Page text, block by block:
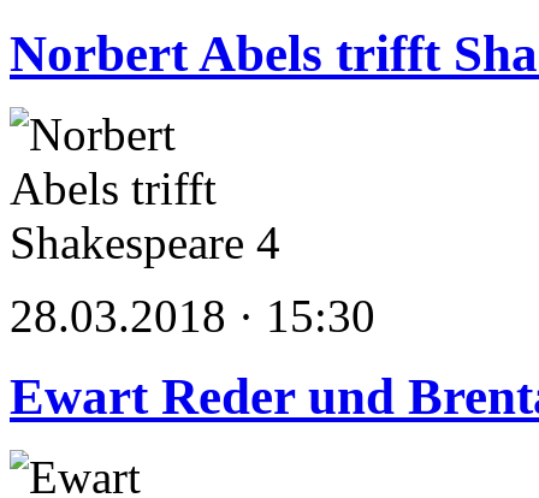
Norbert Abels trifft
28.03.2018 · 15:30
Ewart Reder und